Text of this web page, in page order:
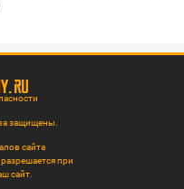
защищены.
сайта
при
сайт.